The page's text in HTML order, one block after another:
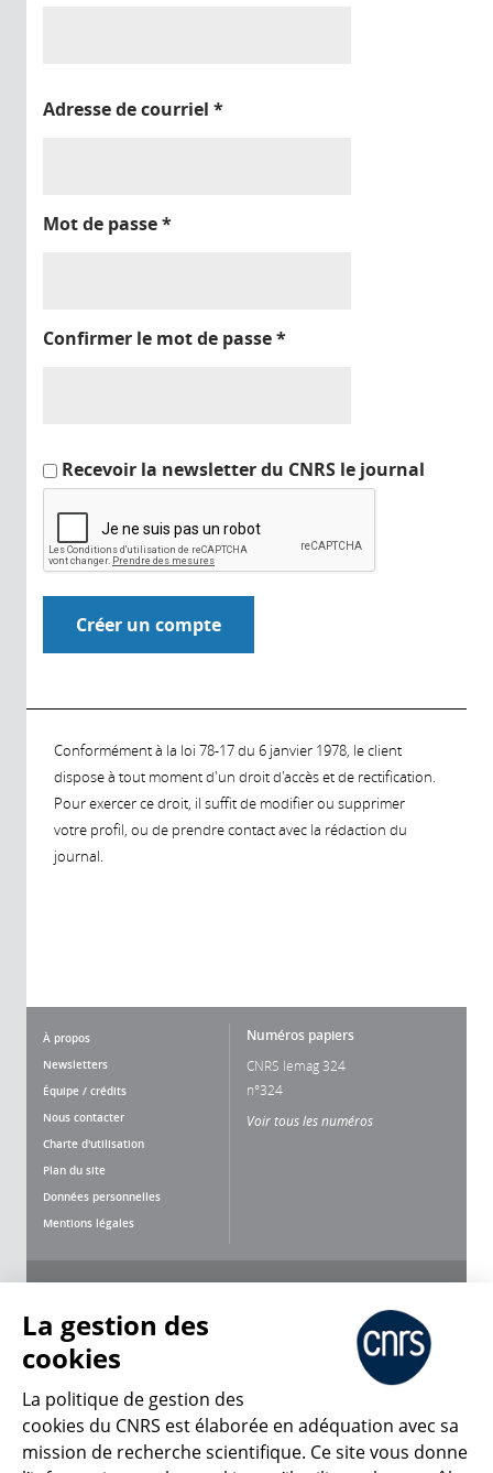
Adresse de courriel *
Mot de passe*
Confirmer le mot de passe*
Recevoir la newsletter du CNRS le journal
Conformément à la loi 78-17 du 6 janvier 1978, le client
dispose à tout moment d'un droit d'accès et de rectification.
Pour exercer ce droit, il suffit de modifier ou supprimer
votre profil, ou de prendre contact avec la rédaction du
journal.
À propos
Newsletters
Équipe / crédits
Nous contacter
Charte d'utilisation
Plan du site
Données personnelles
Mentions légales
Numéros papiers
CNRS lemag 324
n°324
Voir tous les numéros
CNRS Le Mag
La gestion des
cookies
La politique de gestion des
cookies du CNRS est élaborée en adéquation avec sa
mission de recherche scientifique. Ce site vous donne